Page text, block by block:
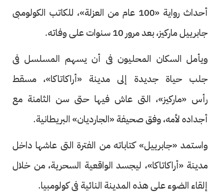
أحداث رواية «100 عام من العزلة»، للكاتب الكولومبى
جابرييل ماركيز، بعد مرور 10 سنوات على وفاته.
ويأمل السكان المحليون فى أن يسهم المسلسل فى
جلب حياة جديدة إلى مدينة «أراكاتاكا»، مسقط
رأس «ماركيز»، التى عاش فيها حتى سن الثامنة مع
أجداده لأمه، وفق صحيفة «الجارديان» البريطانية.
واستمد «جابرييل» كتاباته من الفترة التى عاشها داخل
مدينة «أراكاتاكا»، ليجسد الواقعية السحرية، من خلال
إلقاء الضوء على هذه المدينة النائية فى كولومبيا.